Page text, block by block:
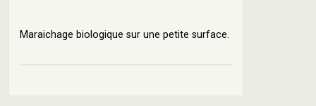
Maraichage biologique sur une petite surface.